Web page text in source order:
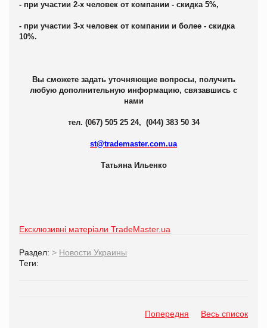
- при участии 2-х человек от компании - скидка 5%,
- при участии 3-х человек от компании и более - скидка
10%.
Вы сможете задать уточняющие вопросы, получить
любую дополнительную информацию, связавшись с
нами
тел. (067) 505 25 24, (044) 383 50 34
st@trademaster.com.ua
Татьяна Ильенко
Ексклюзивні матеріали TradeMaster.ua
Раздел: > Новости Украины
Теги:
Попередня Весь список